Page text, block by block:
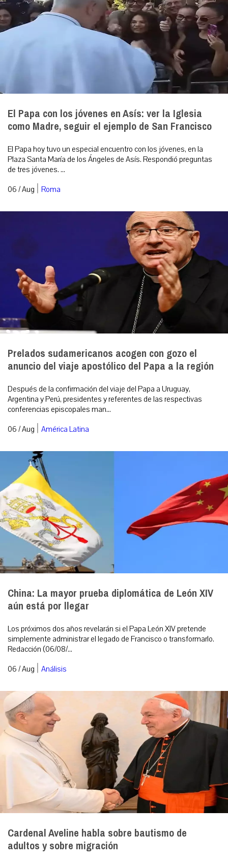
El Papa con los jóvenes en Asís: ver la Iglesia
como Madre, seguir el ejemplo de San Francisco
El Papa hoy tuvo un especial encuentro con los jóvenes, en la
Plaza Santa María de los Ángeles de Asís. Respondió preguntas
de tres jóvenes. ...
06 / Aug | Roma
Prelados sudamericanos acogen con gozo el
anuncio del viaje apostólico del Papa a la región
Después de la confirmación del viaje del Papa a Uruguay,
Argentina y Perú, presidentes y referentes de las respectivas
conferencias episcopales man...
06 / Aug | América Latina
China: La mayor prueba diplomática de León XIV
aún está por llegar
Los próximos dos años revelarán si el Papa León XIV pretende
simplemente administrar el legado de Francisco o transformarlo.
Redacción (06/08/...
06 / Aug | Análisis
Cardenal Aveline habla sobre bautismo de
adultos y sobre migración